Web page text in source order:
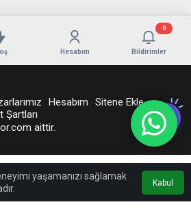
yaşamanızı sağlamak
Kabul
Hesabım Bildirimler
0
Hesabım
Sitene Ekle
Şartları
aittir.